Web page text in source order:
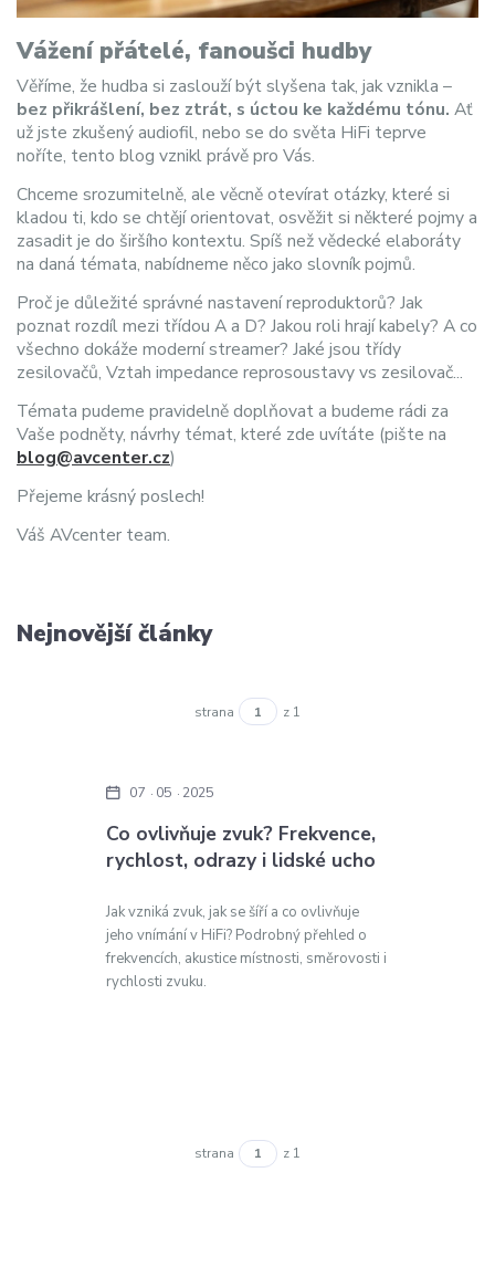
Vážení přátelé, fanoušci hudby
Věříme, že hudba si zaslouží být slyšena tak, jak vznikla –
bez přikrášlení, bez ztrát, s úctou ke každému tónu. Ať
už jste zkušený audiofil, nebo se do světa HiFi teprve
noříte, tento blog vznikl právě pro Vás.
Chceme srozumitelně, ale věcně otevírat otázky, které si
kladou ti, kdo se chtějí orientovat, osvěžit si některé pojmy a
zasadit je do širšího kontextu. Spíš než vědecké elaboráty
na daná témata, nabídneme něco jako slovník pojmů.
Proč je důležité správné nastavení reproduktorů? Jak
poznat rozdíl mezi třídou A a D? Jakou roli hrají kabely? A co
všechno dokáže moderní streamer? Jaké jsou třídy
zesilovačů, Vztah impedance reprosoustavy vs zesilovač...
Témata pudeme pravidelně doplňovat a budeme rádi za
Vaše podněty, návrhy témat, které zde uvítáte (pište na
blog@avcenter.cz)
Přejeme krásný poslech!
Váš AVcenter team.
Nejnovější články
strana z 1
Co ovlivňuje zvuk? Frekvence,
rychlost, odrazy i lidské ucho
07 05 2025
Jak vzniká zvuk, jak se šíří a co ovlivňuje
jeho vnímání v HiFi? Podrobný přehled o
frekvencích, akustice místnosti, směrovosti i
rychlosti zvuku.
strana z 1